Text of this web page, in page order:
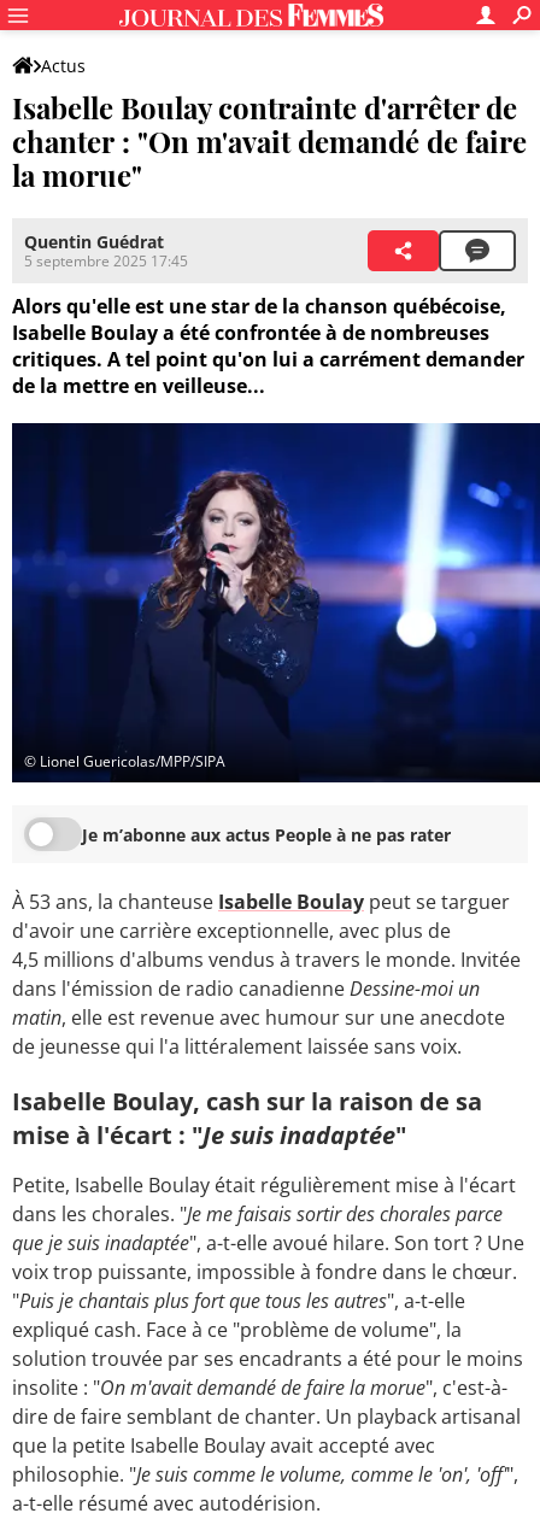
Actus
Isabelle Boulay contrainte d'arrêter de
chanter : "On m'avait demandé de faire
la morue"
Quentin Guédrat
5 septembre 2025 17:45
Alors qu'elle est une star de la chanson québécoise,
Isabelle Boulay a été confrontée à de nombreuses
critiques. A tel point qu'on lui a carrément demander
de la mettre en veilleuse...
© Lionel Guericolas/MPP/SIPA
Je m’abonne aux actus People à ne pas rater
À 53 ans, la chanteuse Isabelle Boulay peut se targuer
d'avoir une carrière exceptionnelle, avec plus de
4,5 millions d'albums vendus à travers le monde. Invitée
dans l'émission de radio canadienneDessine-moi un
matin, elle est revenue avec humour sur une anecdote
de jeunesse qui l'a littéralement laissée sans voix.
Isabelle Boulay, cash sur la raison de sa
mise à l'écart : "Je suis inadaptée"
Petite, Isabelle Boulay était régulièrement mise à l'écart
dans les chorales. "Je me faisais sortir des chorales parce
que je suis inadaptée", a-t-elle avoué hilare. Son tort ? Une
voix trop puissante, impossible à fondre dans le chœur.
"Puis je chantais plus fort que tous les autres", a-t-elle
expliqué cash. Face à ce "problème de volume", la
solution trouvée par ses encadrants a été pour le moins
insolite : "On m'avait demandé de faire la morue", c'est-à-
dire de faire semblant de chanter. Un playback artisanal
que la petite Isabelle Boulay avait accepté avec
philosophie. "Je suis comme le volume, comme le 'on', 'off'",
a-t-elle résumé avec autodérision.